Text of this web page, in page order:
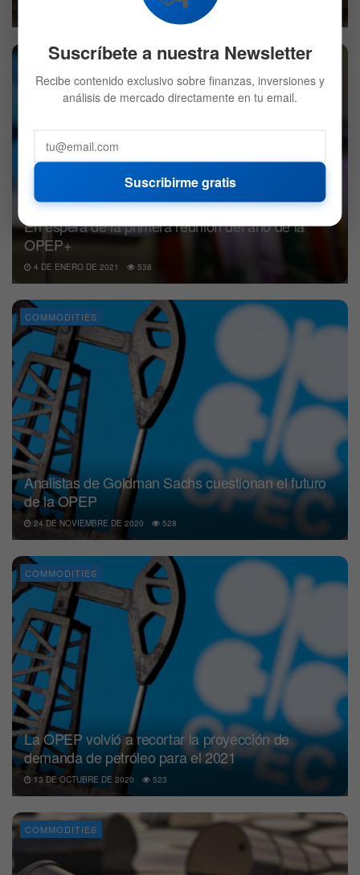
547
COMMODITIES
En espera de la primera reunión del año de la
OPEP+
4 DE ENERO DE 2021 538
COMMODITIES
Analistas de Goldman Sachs cuestionan el futuro
de la OPEP
24 DE NOVIEMBRE DE 2020 528
COMMODITIES
La OPEP volvió a recortar la proyección de
demanda de petróleo para el 2021
13 DE OCTUBRE DE 2020 523
COMMODITIES
Suscríbete a nuestra Newsletter
Recibe contenido exclusivo sobre finanzas, inversiones y
análisis de mercado directamente en tu email.
Suscribirme gratis